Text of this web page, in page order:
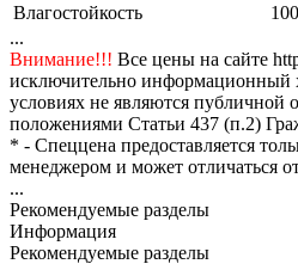
Влагостойкость
...
Внимание!!! Все цены на сайте
исключительно информационный
условиях не являются публичной
положениями Статьи 437 (п.2)
* - Спеццена предоставляется
менеджером и может отличаться
...
Рекомендуемые разделы
Информация
Рекомендуемые разделы